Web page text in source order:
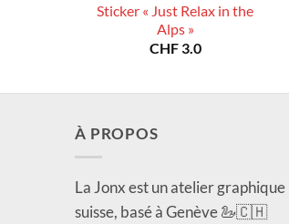
Sticker « Just Relax in the
Alps »
CHF3.0
À PROPOS
La Jonx est un atelier graphique
suisse, basé à Genève 🦢🇨🇭